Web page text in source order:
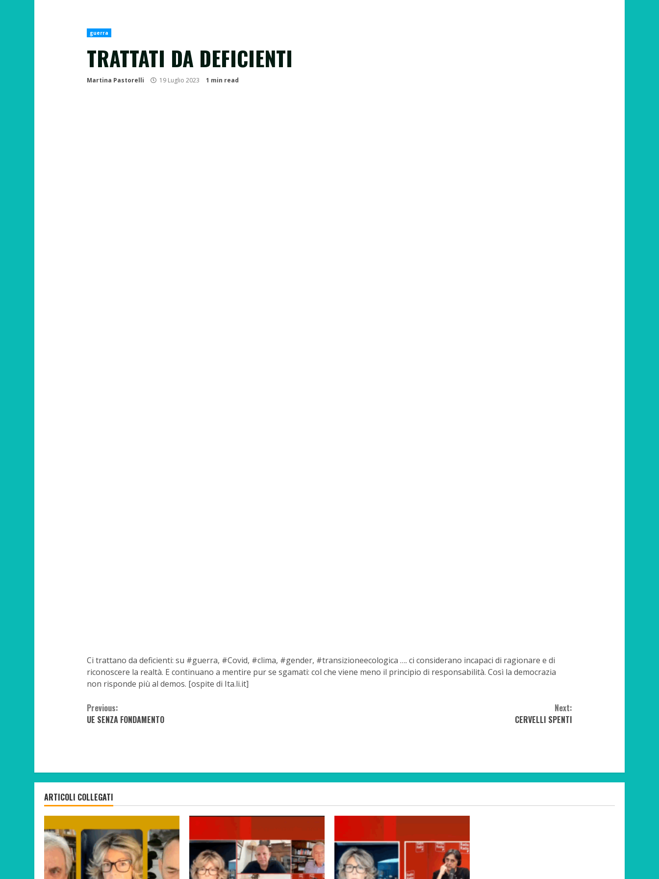
guerra
TRATTATI DA DEFICIENTI
Martina Pastorelli 19 Luglio 2023 1 min read
Ci trattano da deficienti: su #guerra, #Covid, #clima, #gender, #transizioneecologica …. ci considerano incapaci di ragionare e di
riconoscere la realtà. E continuano a mentire pur se sgamati: col che viene meno il principio di responsabilità. Così la democrazia
non risponde più al demos. [ospite di Ita.li.it]
Continue
Reading
Previous:
UE SENZA FONDAMENTO
Next:
CERVELLI SPENTI
ARTICOLI COLLEGATI